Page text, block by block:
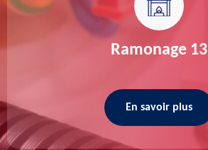
Ramonage 13
En savoir plus